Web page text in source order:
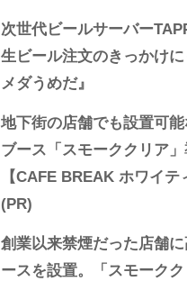
次世代ビールサーバー
生ビール注文のきっかけ
メダうめだ』
地下街の店舗でも設置可
ブース「スモーククリア
【CAFE BREAK ホワイテ
(PR)
創業以来禁煙だった店舗
ースを設置。「スモーク